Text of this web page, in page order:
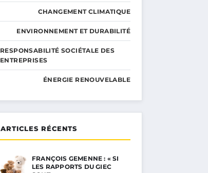
CHANGEMENT CLIMATIQUE
ENVIRONNEMENT ET DURABILITÉ
RESPONSABILITÉ SOCIÉTALE DES
ENTREPRISES
ÉNERGIE RENOUVELABLE
ARTICLES RÉCENTS
FRANÇOIS GEMENNE : « SI
LES RAPPORTS DU GIEC